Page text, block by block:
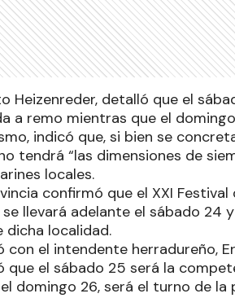
Heizenreder, detalló que el
a remo mientras que el
indicó que, si bien se
tendrá “las dimensiones de
locales.
confirmó que el XXI Festival
llevará adelante el sábado 24
dicha localidad.
con el intendente herradureño,
el sábado 25 será la
domingo 26, será el turno de la